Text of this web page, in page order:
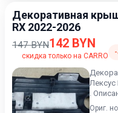
Декоративная
RX 2022-2026
147 BYN142 BYN
скидка только на CARRO
Лексус
.
Ориг.